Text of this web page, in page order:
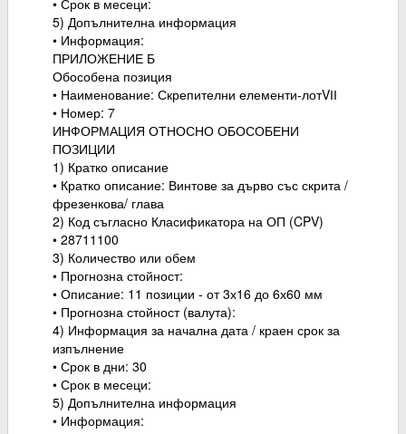
• Срок в месеци:
5) Допълнителна информация
• Информация:
ПРИЛОЖЕНИЕ Б
Обособена позиция
• Наименование: Скрепителни елементи-лотVІІ
• Номер: 7
ИНФОРМАЦИЯ ОТНОСНО ОБОСОБЕНИ
ПОЗИЦИИ
1) Кратко описание
• Кратко описание: Винтове за дърво със скрита /
фрезенкова/ глава
2) Код съгласно Класификатора на ОП (CPV)
• 28711100
3) Количество или обем
• Прогнозна стойност:
• Описание: 11 позиции - от 3х16 до 6х60 мм
• Прогнозна стойност (валута):
4) Информация за начална дата / краен срок за
изпълнение
• Срок в дни: 30
• Срок в месеци:
5) Допълнителна информация
• Информация: